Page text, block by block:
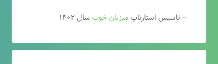
– تاسیس استارتاپ میزبان خوب سال ۱۴۰۲